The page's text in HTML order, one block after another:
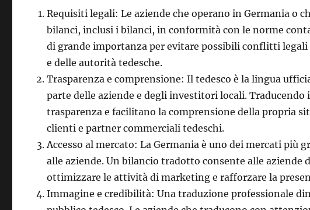
Requisiti legali: Le aziende che operano in Germania o
bilanci, inclusi i bilanci, in conformità con le norme
di grande importanza per evitare possibili conflitti
e delle autorità tedesche.
Trasparenza e comprensione: Il tedesco è la lingua
parte delle aziende e degli investitori locali. Traducendo
trasparenza e facilitano la comprensione della propria
clienti e partner commerciali tedeschi.
Accesso al mercato: La Germania è uno dei mercati più
alle aziende. Un bilancio tradotto consente alle
ottimizzare le attività di marketing e rafforzare la
Immagine e credibilità: Una traduzione professionale